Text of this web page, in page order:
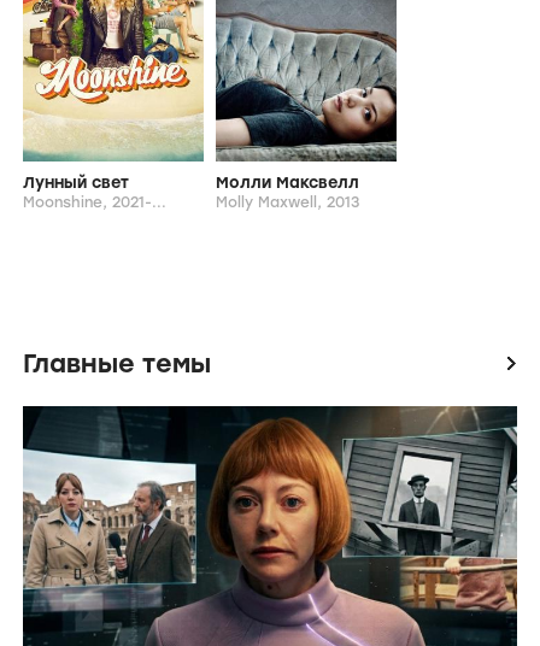
Лунный свет
Moonshine, 2021-...
Молли Максвелл
Molly Maxwell, 2013
Главные темы icon